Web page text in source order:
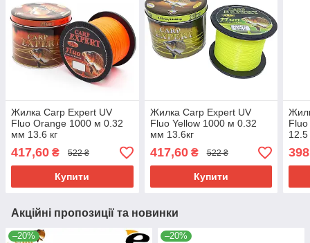
Жилка Carp Expert UV
Fluo Orange 1000 м 0.32
мм 13.6 кг
417,60 ₴ 522 ₴
Купити
Жилка Carp Expert UV
Fluo Yellow 1000 м 0.32
мм 13.6кг
417,60₴ 522 ₴
Купити
12.5
Акційні пропозиції та новинки
–20% –20%